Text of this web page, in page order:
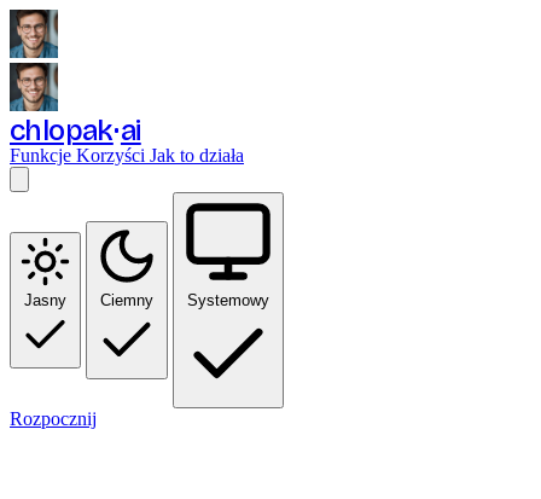
chlopak ai
Funkcje Korzyści Jak to działa
Jasny Ciemny Systemowy
Rozpocznij